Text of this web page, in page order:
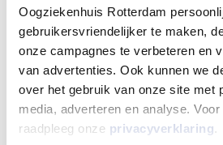
Oogziekenhuis Rotterdam
gebruikersvriendelijker te maken,
onze campagnes te verbeteren en
van advertenties. Ook kunnen we
over het gebruik van onze site met
media, adverteren en analyse.
raadpleeg onze privacyverklaring